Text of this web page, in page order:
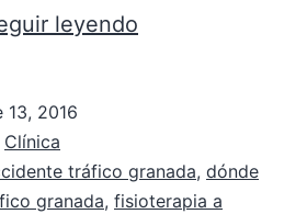
leyendo
13, 2016
Clínica
tráfico granada, dónde
granada, fisioterapia a